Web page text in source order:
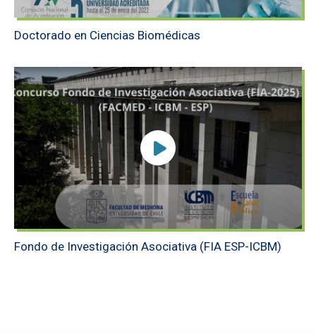
Doctorado en Ciencias Biomédicas
Fondo de Investigación Asociativa (FIA ESP-ICBM)